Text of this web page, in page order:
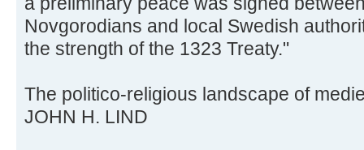
Novgorodians and local Swedish
the strength of the 1323 Treaty."
The politico-religious landscape of
JOHN H. LIND